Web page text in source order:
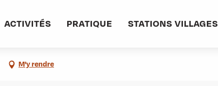
ACTIVITÉS PRATIQUE STATIONS VILLAGES
M'y rendre